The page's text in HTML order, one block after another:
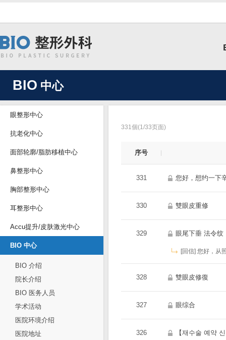
BIO 中心
眼整形中心
抗老化中心
面部轮廓/脂肪移植中心
鼻整形中心
胸部整形中心
耳整形中心
Accu提升/皮肤激光中心
BIO 中心
BIO 介绍
院长介绍
BIO 医务人员
学术活动
医院环境介绍
医院地址
331個(1/33页面)
序号
331 您好，想约一下
330 雙眼皮重修
329 眼尾下垂 法令纹
[回信] 您好，从
328 雙眼皮修復
327 眼综合
326 【재수술 예약 신청】대